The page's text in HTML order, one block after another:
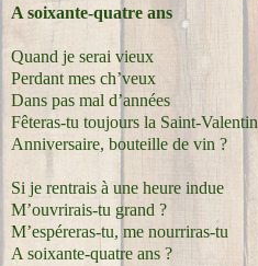
A soixante-quatre ans
Quand je serai vieux
Perdant mes ch’veux
Dans pas mal d’années
Fêteras-tu toujours la Saint-Valentin
Anniversaire, bouteille de vin ?
Si je rentrais à une heure indue
M’ouvrirais-tu grand ?
M’espéreras-tu, me nourriras-tu
A soixante-quatre ans ?